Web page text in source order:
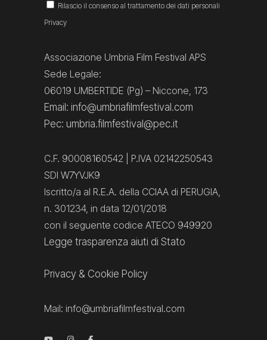
Rilascio il consenso al trattamento dei dati personali
Privacy
Associazione Umbria Film Festival APS
Sede Legale:
06019 UMBERTIDE (Pg) – Niccone, 173
Email: info@umbriafilmfestival.com
Pec: umbria.filmfestival@pec.it
C.F. 90008160542 | P.IVA 02142250543
SDI W7YVJK9
Iscritto/a al R.E.A. della CCIAA di PERUGIA,
n. 301234, in data 12/01/2018
con il seguente codice ATECO 949920
Legge trasparenza aiuti di Stato
Privacy & Cookie Policy
Mail: info@umbriafilmfestival.com